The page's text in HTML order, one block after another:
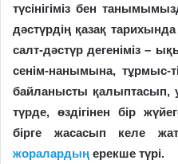
түсінігіміз бен
дәстүрдің қазақ
салт-дәстүр дегеніміз –
сенім-нанымына, тұрмыс-
байланысты қалыптасып,
түрде, өздігінен бір
бірге жасасып келе
жоралардың ерекше түрі.